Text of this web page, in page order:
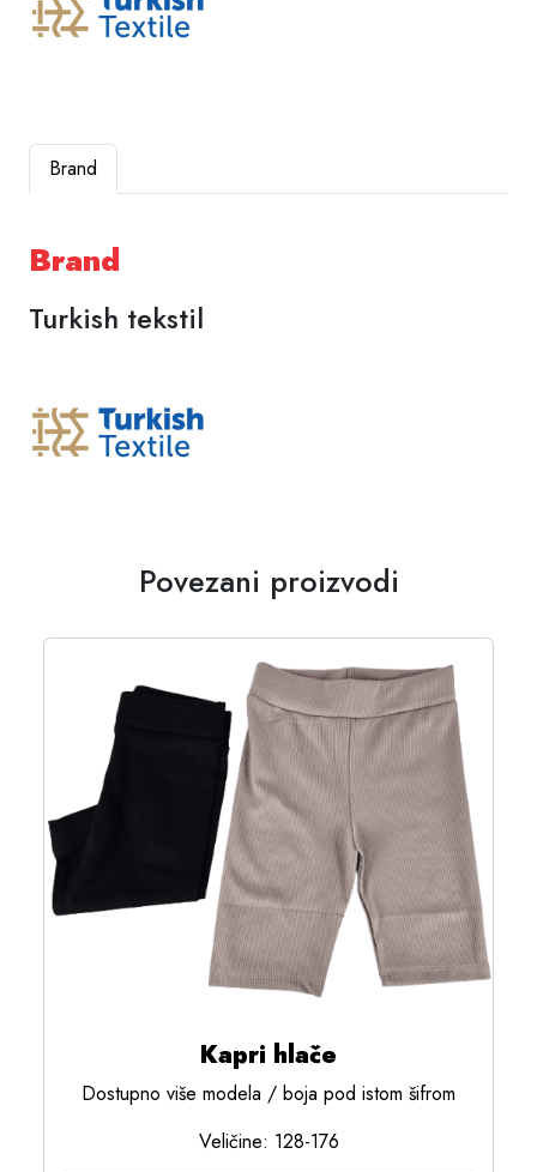
Brand
Brand
Turkish tekstil
Povezani proizvodi
Kapri hlače
Dostupno više modela / boja pod istom šifrom
Veličine: 128-176